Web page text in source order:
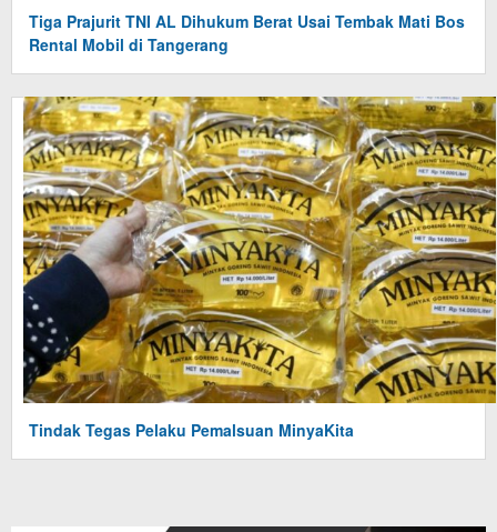
Tiga Prajurit TNI AL Dihukum Berat Usai Tembak Mati Bos
Rental Mobil di Tangerang
Tindak Tegas Pelaku Pemalsuan MinyaKita